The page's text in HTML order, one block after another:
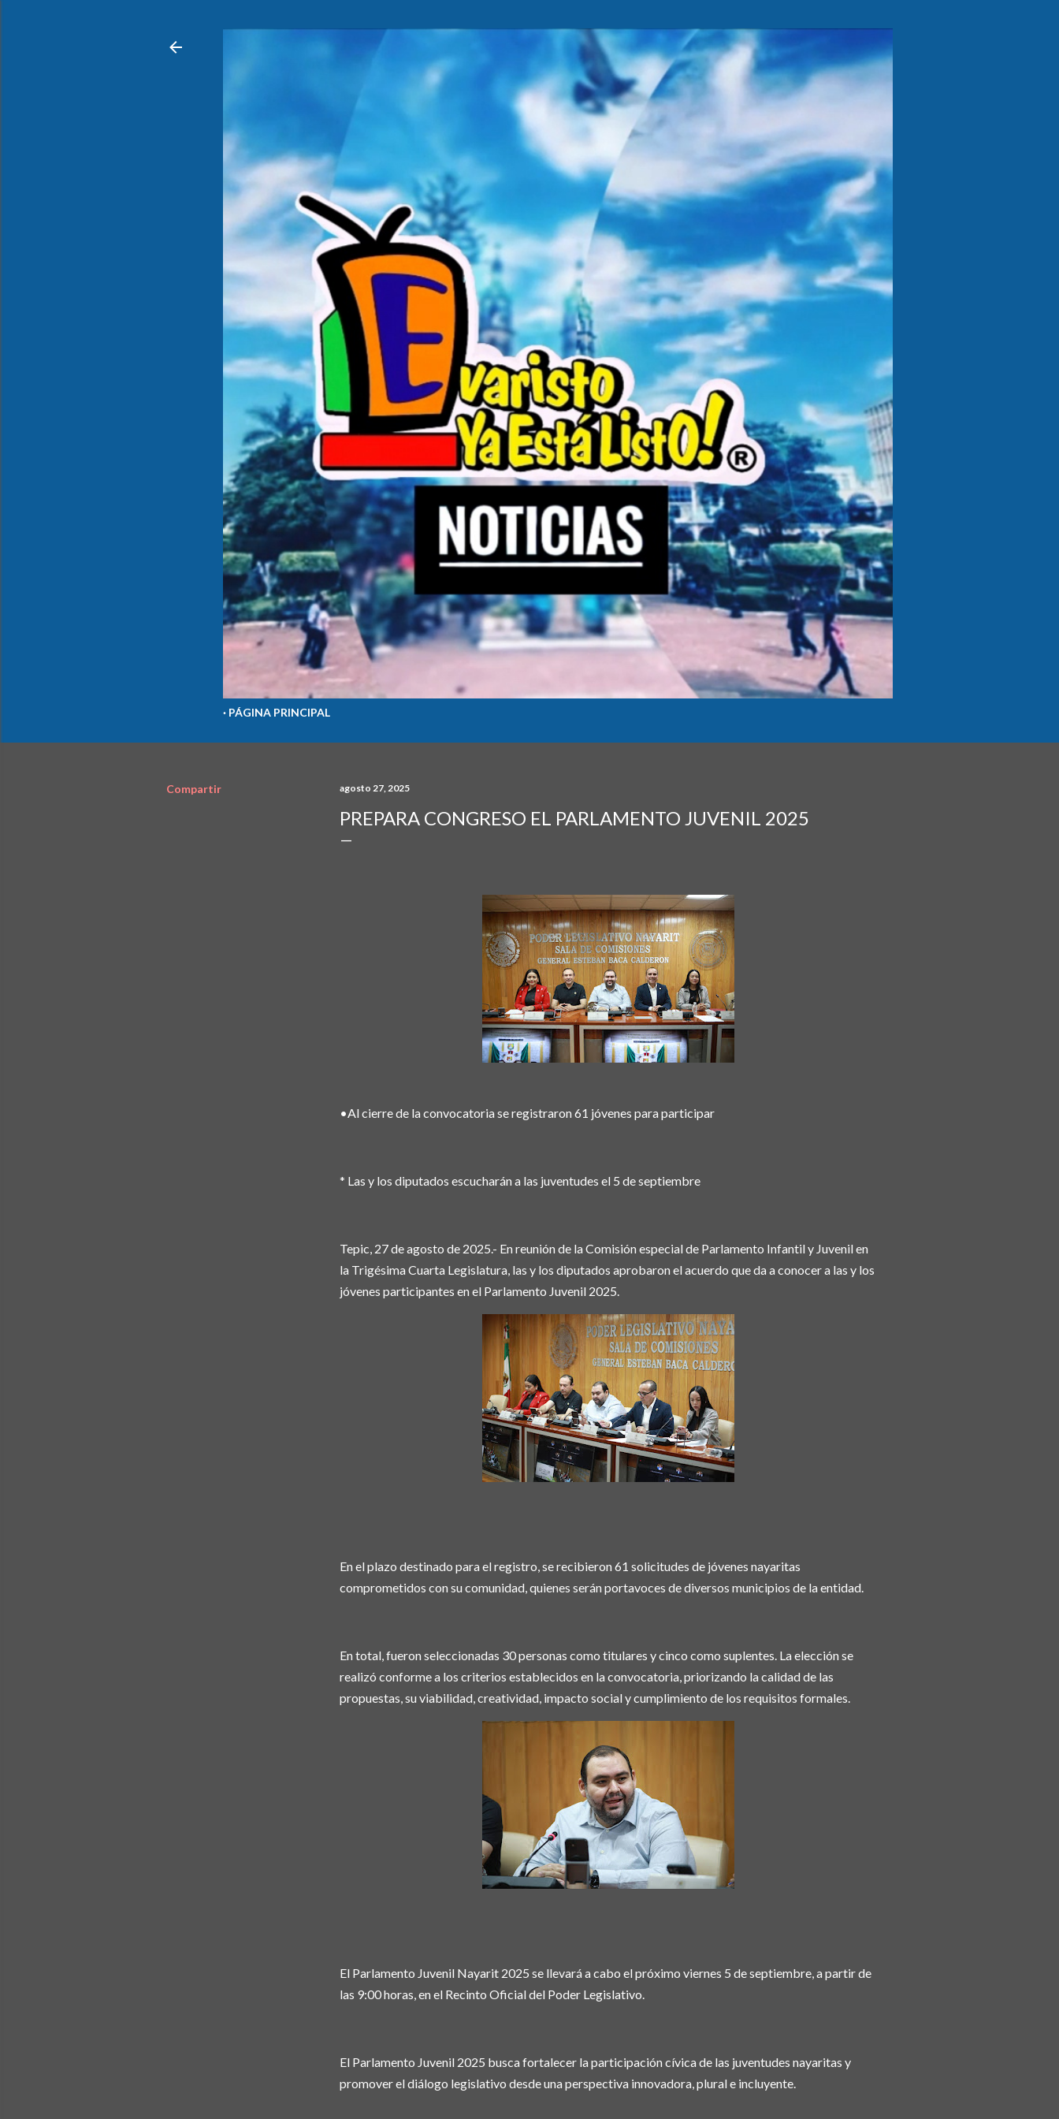
PÁGINA PRINCIPAL
Compartir agosto 27, 2025
PREPARA CONGRESO EL PARLAMENTO JUVENIL 2025
•Al cierre de la convocatoria se registraron 61 jóvenes para participar
* Las y los diputados escucharán a las juventudes el 5 de septiembre
Tepic, 27 de agosto de 2025.- En reunión de la Comisión especial de Parlamento Infantil y Juvenil en
la Trigésima Cuarta Legislatura, las y los diputados aprobaron el acuerdo que da a conocer a las y los
jóvenes participantes en el Parlamento Juvenil 2025.
En el plazo destinado para el registro, se recibieron 61 solicitudes de jóvenes nayaritas
comprometidos con su comunidad, quienes serán portavoces de diversos municipios de la entidad.
En total, fueron seleccionadas 30 personas como titulares y cinco como suplentes. La elección se
realizó conforme a los criterios establecidos en la convocatoria, priorizando la calidad de las
propuestas, su viabilidad, creatividad, impacto social y cumplimiento de los requisitos formales.
El Parlamento Juvenil Nayarit 2025 se llevará a cabo el próximo viernes 5 de septiembre, a partir de
las 9:00 horas, en el Recinto Oficial del Poder Legislativo.
El Parlamento Juvenil 2025 busca fortalecer la participación cívica de las juventudes nayaritas y
promover el diálogo legislativo desde una perspectiva innovadora, plural e incluyente.